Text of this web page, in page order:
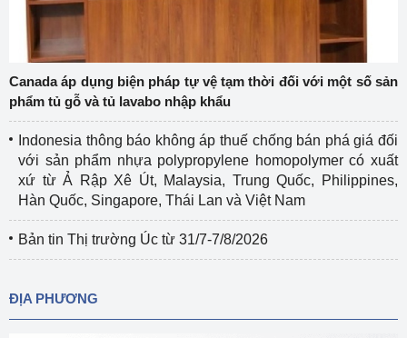
Canada áp dụng biện pháp tự vệ tạm thời đối với một số sản
phẩm tủ gỗ và tủ lavabo nhập khẩu
Indonesia thông báo không áp thuế chống bán phá giá đối
với sản phẩm nhựa polypropylene homopolymer có xuất
xứ từ Ả Rập Xê Út, Malaysia, Trung Quốc, Philippines,
Hàn Quốc, Singapore, Thái Lan và Việt Nam
Bản tin Thị trường Úc từ 31/7-7/8/2026
ĐỊA PHƯƠNG